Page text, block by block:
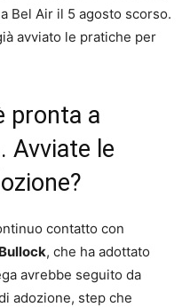
Bel Air il 5 agosto scorso.
avviato le pratiche per
pronta a
Avviate le
contatto con
, che ha adottato
avrebbe seguito da
adozione, step che